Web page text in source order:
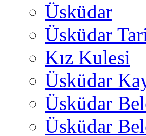
Üsküdar
Üsküdar
Kız Kulesi
Üsküdar
Üsküdar
Üsküdar